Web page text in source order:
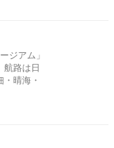
ジアム」
航路は日
晴海・